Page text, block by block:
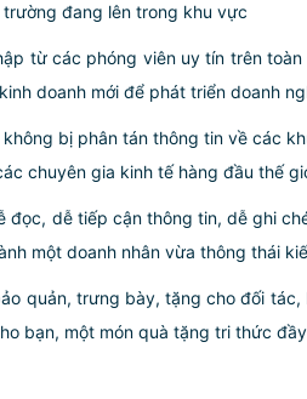
đang lên trong khu vực
từ các phóng viên uy tín trên
doanh mới để phát triển doanh
bị phân tán thông tin về các
chuyên gia kinh tế hàng đầu thế
đọc, dễ tiếp cận thông tin, dễ ghi
một doanh nhân vừa thông thái
quản, trưng bày, tặng cho đối
bạn, một món quà tặng tri thức